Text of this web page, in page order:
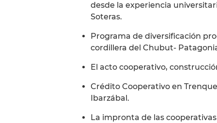
desde la experiencia
Soteras.
Programa de diversificación
cordillera del Chubut-
El acto cooperativo,
Crédito Cooperativo en
Ibarzábal.
La impronta de las